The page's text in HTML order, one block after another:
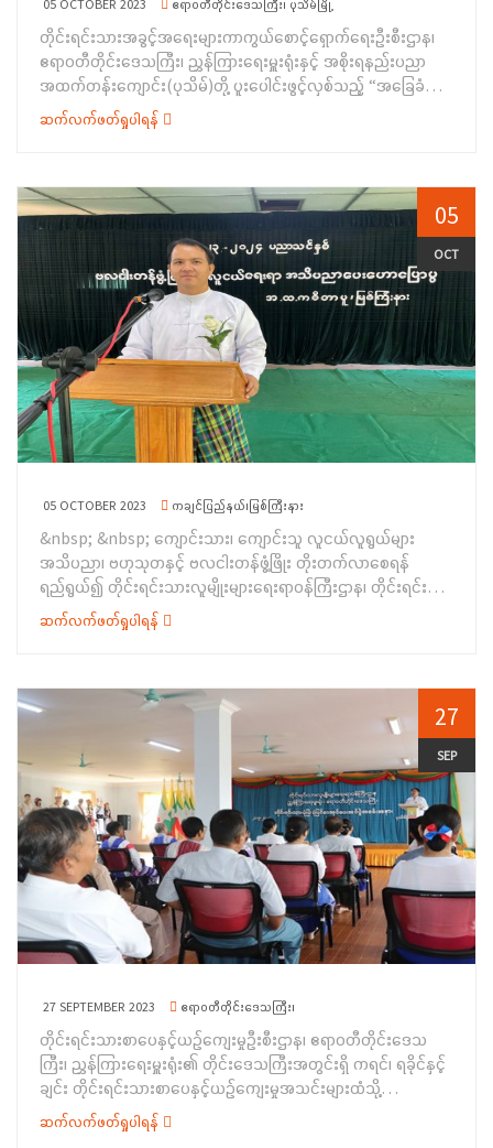
05 OCTOBER 2023 ဧရာဝတီတိုင်းဒေသကြီး၊ ပုသိမ်မြို့
တိုင်းရင်းသားအခွင့်အရေးများကာကွယ်စောင့်ရှောက်ရေးဦးစီးဌာန၊
ဧရာဝတီတိုင်းဒေသကြီး၊ ညွှန်ကြားရေးမှူးရုံးနှင့် အစိုးရနည်းပညာ
အထက်တန်းကျောင်း(ပုသိမ်)တို့ ပူးပေါင်းဖွင့်လှစ်သည့် “အခြေခံ
မော်တော်ဆိုင်ကယ်ပြုပြင်ထိန်းသိမ်းနည်းသင်တန်းဆင်းပွဲ
အခမ်းအနား”ကို (၂၉-၉-၂၀၂၃)ရက်နေ့ ညနေပိုင်း တွင် ပုသိမ်မြို့၊
ပြုလုပ်ခဲ့ရာ အခမ်း အနားသို့ ဧရာဝတီတိုင်းဒေသကြီး အစိုးရအဖွဲ့ဝင်
တိုင်းရင်းသားရေးရာဝန်ကြီး ဦးစောလင်းခယ်၊ အစိုးရ နည်းပညာ
အထက်တန်းကျောင်း(ပုသိမ်)မှ ကျောင်းအုပ်ဆရာကြီး ဦးအေးမင်း
ထွန်း၊ ဧရာဝတီတိုင်း ဒေသကြီး ညွှန်ကြားရေးမှူးရုံးတာဝန်ခံ ဒုတိယ
ညွှန်ကြားရေးမှူး ဒေါ်စန်း၊ ပုသိမ်မြို့နယ် ကရင်စာပေနှင့် ယဉ်ကျေးမှု
အသင်းမှ ဥက္ကဋ္ဌနှင့်အဖွဲ့ဝင်များ၊&nbsp; သက်ဆိုင်ရာဝန်ထမ်းများနှင့်
သင်တန်းသားများ တက်ရောက်ခဲ့ ကြပါသည်။အခမ်းအနားတွင်
ဧရာဝတီတိုင်းဒေသကြီး အစိုးရအဖွဲ့ဝင် တိုင်းရင်းသားရေးရာဝန်ကြီး
ဦးစောလင်းခယ် က အဖွင့်အမှာစကားကိုလည်းကောင်း၊
ကျောင်းအုပ်ဆရာကြီး ဦးအေးမင်းထွန်းက သင်တန်းဆင်း အမှာ
စကားကိုလည်းကောင်း၊ တိုင်းရင်းသားအခွင့်အရေးများကာကွယ်စောင့်
ရှောက်ရေးဦးစီးဌာန ဧရာဝတီတိုင်း ဒေသကြီးမှ ဒုတိယညွှန်ကြားရေး
လည်းကောင်း ရှင်းလင်းပြောကြားခဲ့ပါသည်။ဆက်လက်၍ သင်တန်း
ဆုချီးမြှင့်ခြင်း၊ သင်တန်းသားများအား သင်တန်းဆင်းလက်မှတ်
ပေးအပ်ခြင်း၊ သင်တန်းနည်းပြ ဆရာ/ ဆရာမများအား ဂုဏ်ပြု
လက်ဆောင်ပေးအပ်ခြင်း အစီအစဉ်များကို ဆောင်ရွက်ခဲ့ပြီး&nbsp;
&nbsp;သင်တန်းသား တစ်ဦးက ကျေးဇူးတင်စကား ပြောကြားခဲ့
များ စုပေါင်းမှတ်တမ်းတင် ဓါတ်ပုံရိုက်ကူးခဲ့ပါသည်။
&nbsp;“အခြေခံမော်တော်ဆိုင်ကယ်ပြုပြင်ထိန်းသိမ်းနည်း
သင်တန်း”ကို (၁၁-၉-၂၀၂၃)ရက်နေ့မှ (၂၉-၉-၂၀၂၃) ရက်နေ့အထိ
(၁၅)ရက်ကြာ ဖွင့်လှစ်သင်ကြားပို့ချပေးခဲ့ခြင်းဖြစ်ပြီး
သင်တန်းသား(၂၂)ဦး တက်ရောက် သင်ကြားခဲ့ကြောင်း သိရှိရပါသည်။
ဆက်လက်ဖတ်ရှုပါရန်
05
OCT
05 OCTOBER 2023 ကချင်ပြည်နယ်၊မြစ်ကြီးနား
&nbsp; &nbsp; ကျောင်းသား၊ ကျောင်းသူ လူငယ်လူရွယ်များ
အသိပညာ၊ ဗဟုသုတနှင့် ဗလငါးတန်ဖွံ့ဖြိုး တိုးတက်လာစေရန်
ရည်ရွယ်၍ တိုင်းရင်းသားလူမျိုးများရေးရာဝန်ကြီးဌာန၊ တိုင်းရင်းသား
စာပေနှင့် ယဉ်ကျေးမှုဦးစီးဌာန၊ ခရိုင်ပြန်ကြားရေးနှင့် ပြည်သူ့
ဆက်ဆံရေးဦးစီးဌာနနှင့် ကချင်ပြည်နယ် စာကြည့်တိုက်များ ဖောင်
အထက်တန်း ကျောင်း (စီတာပူ)၌ ဗလငါးတန်ဖွံ့ဖြိုးရေး အသိပညာ
ပေးဟောပြောပွဲကို စက်တင်ဘာ ၂၇ ရက် နေ့ နံနက်ပိုင်းက ကျင်းပ
ပြုလုပ်ခဲ့ပါသည်။ ရှေးဦးစွာ ကချင်ပြည်နယ်၊ တိုင်းရင်းသားစာပေနှင့်
ယဉ်ကျေးမှုဦးစီးဌာနမှ ဒုတိယပြည်နယ် ဦးစီးမှူး ဦးခင်မောင်ထွန်းက
အဖွင့်အမှာစကားပြောကြားပြီး မြစ်ကြီးနားခရိုင်၊ ပြန်ကြားရေးနှင့်
ပြည်သူ့ဆက်ဆံရေးဦးစီးဌာန၊ ဌာနမှူး ဦးကျော်ထက်က လူငယ်ရေးရာ
အသိပညာပေး ဟောပြောကာ ကချင်ပြည်နယ်စာကြည့်တိုက်များဖောင်
ဒေးရှင်း၊ ဥက္ကဋ္ဌ စာရေးဆရာ အကြီးကိုကို(ကသာ)က လူငယ်နှင့်
ကိုယ်ကျင့်တရား ခေါင်းစဉ်ဖြင့် အသိပညာပေးဟောပြောခဲ့ကြပါသည်။
ထို့နောက် ကျောင်းသား၊ ကျောင်းသူများက သိရှိလိုသည်များအား
မေးမြန်းခဲ့ကြရာ စာရေးဆရာ အကြီးကိုကို(ကသာ)နှင့် သက်ဆိုင်ရာ
တာဝန်ရှိသူများက ပြန်လည်ရှင်းလင်း ဖြေကြား ပေးခဲ့ကြပြီး
နှင့် ကချင် ပြည်နယ်စာကြည့်တိုက်များဖောင်ဒေးရှင်းအသင်း၊ ဥက္ကဋ္ဌ
သုတရသစာအုပ်များ လှူဒါန်းပေးအပ်ခဲ့ကြပါသည်။&nbsp;&nbsp;
အဆိုပါဟောပြောပွဲသို့ အခြေခံပညာအထက်တန်းကျောင်း (စီတာပူ)မှ
ကျောင်းအုပ်ဆရာမ ကြီးနှင့် ဆရာ၊ဆရာမများ၊ ကျောင်းသား၊
ကျောင်းသူများ စုစုပေါင်း (၂၅၀)ဦးခန့် တက်ရောက်ခဲ့ကြ ကြောင်း
ဆက်လက်ဖတ်ရှုပါရန်
27
SEP
27 SEPTEMBER 2023 ဧရာဝတီတိုင်းဒေသကြီး၊
တိုင်းရင်းသားစာပေနှင့်ယဉ်ကျေးမှုဦးစီးဌာန၊ ဧရာဝတီတိုင်းဒေသ
ကြီး၊ ညွှန်ကြားရေးမှူးရုံး၏ တိုင်းဒေသကြီးအတွင်းရှိ ကရင်၊ ရခိုင်နှင့်
ချင်း တိုင်းရင်းသားစာပေနှင့်ယဉ်ကျေးမှုအသင်းများထံသို့
တိုင်းရင်းသားပုံပြပုံပြင်စာအုပ်များပေးအပ်ပွဲအခမ်းအနားကို
စက်တင်ဘာလ(၂၁)ရက်နေ့ နံနက်ပိုင်းတွင် ပုသိမ်မြို့၊ တိုင်းရင်းသား
ဆက်လက်ဖတ်ရှုပါရန်